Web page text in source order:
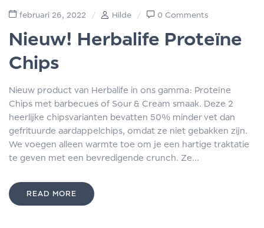
februari 26, 2022 Hilde 0 Comments
Nieuw! Herbalife Proteïne
Chips
Nieuw product van Herbalife in ons gamma: Proteïne
Chips met barbecues of Sour & Cream smaak. Deze 2
heerlijke chipsvarianten bevatten 50% minder vet dan
gefrituurde aardappelchips, omdat ze niet gebakken zijn.
We voegen alleen warmte toe om je een hartige traktatie
te geven met een bevredigende crunch. Ze...
READ MORE